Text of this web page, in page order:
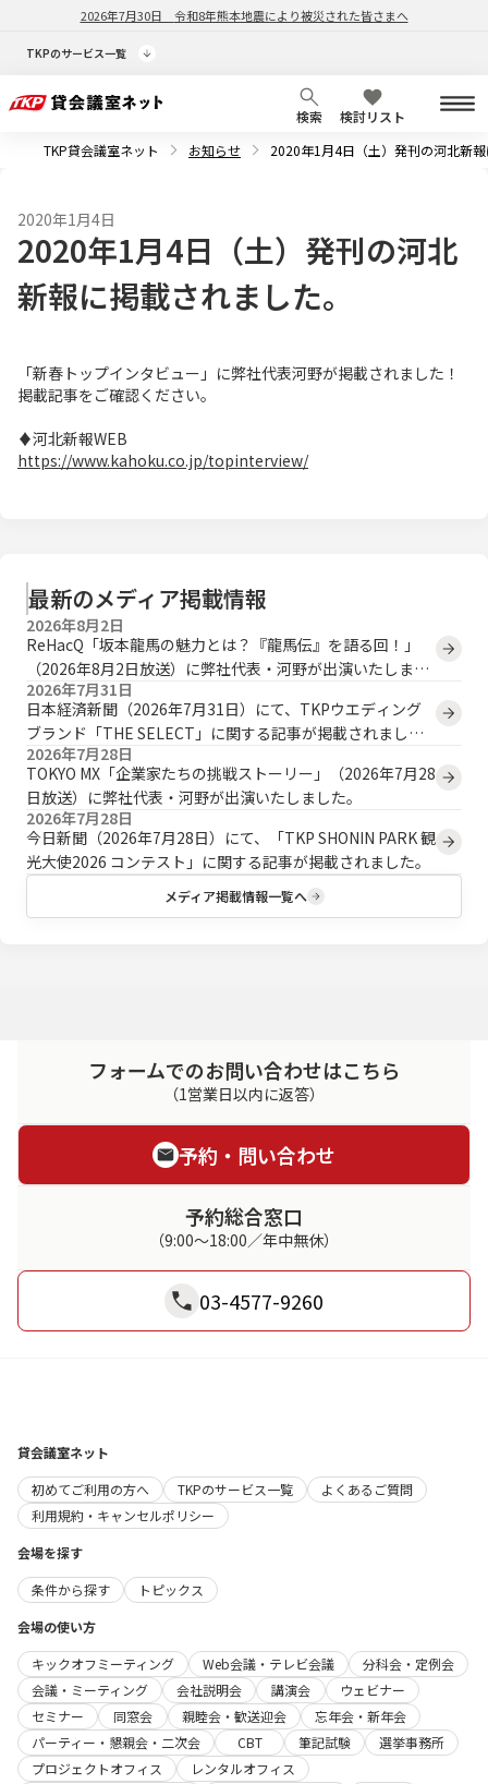
2026年7月30日 令和8年熊本地震により被災された皆さまへ
TKPのサービス一覧
検索
検討リスト
TKP貸会議室ネット
お知らせ 2020年1月4日（土）発刊の河北新
2020年1月4日
2020年1月4日（土）発刊の河北
新報に掲載されました。
「新春トップインタビュー」に弊社代表河野が掲載されました！
掲載記事をご確認ください。
♦河北新報WEB
https://www.kahoku.co.jp/topinterview/
最新のメディア掲載情報
2026年8月2日
ReHacQ「坂本龍馬の魅力とは？『龍馬伝』を語る回！」
（2026年8月2日放送）に弊社代表・河野が出演いたしまし
た。
2026年7月31日
日本経済新聞（2026年7月31日）にて、TKPウエディング
ブランド「THE SELECT」に関する記事が掲載されまし
た。
2026年7月28日
TOKYO MX「企業家たちの挑戦ストーリー」（2026年7月28
日放送）に弊社代表・河野が出演いたしました。
2026年7月28日
今日新聞（2026年7月28日）にて、「TKP SHONIN PARK 観
光大使2026 コンテスト」に関する記事が掲載されました。
メディア掲載情報一覧へ
フォームでのお問い合わせはこちら
（1営業日以内に返答）
予約・問い合わせ
予約総合窓口
（9:00～18:00／年中無休）
03-4577-9260
貸会議室ネット
初めてご利用の方へ
TKPのサービス一覧
よくあるご質問
利用規約・キャンセルポリシー
会場を探す
条件から探す
トピックス
会場の使い方
キックオフミーティング
Web会議・テレビ会議
分科会・定例会
会議・ミーティング
会社説明会 講演会
ウェビナー
セミナー
同窓会 親睦会・歓送迎会
忘年会・新年会
パーティー・懇親会・二次会
CBT 筆記試験
選挙事務所
プロジェクトオフィス
レンタルオフィス